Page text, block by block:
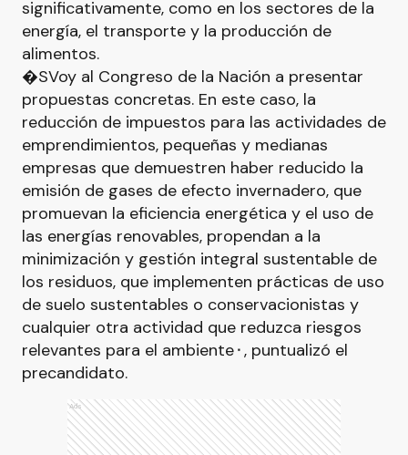
significativamente, como en los sectores de la
energía, el transporte y la producción de
alimentos.
�SVoy al Congreso de la Nación a presentar
propuestas concretas. En este caso, la
reducción de impuestos para las actividades de
emprendimientos, pequeñas y medianas
empresas que demuestren haber reducido la
emisión de gases de efecto invernadero, que
promuevan la eficiencia energética y el uso de
las energías renovables, propendan a la
minimización y gestión integral sustentable de
los residuos, que implementen prácticas de uso
de suelo sustentables o conservacionistas y
cualquier otra actividad que reduzca riesgos
relevantes para el ambiente⬝, puntualizó el
precandidato.
Ads